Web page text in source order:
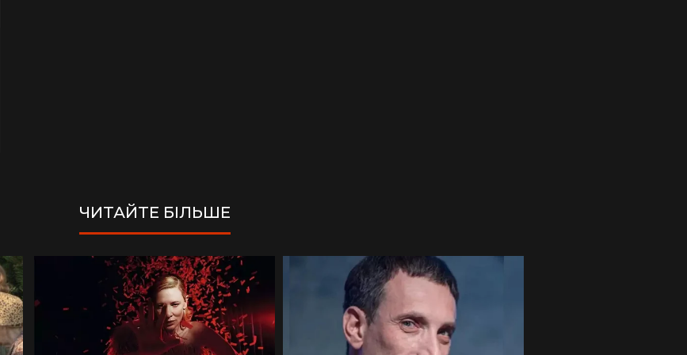
ЧИТАЙТЕ БІЛЬШЕ